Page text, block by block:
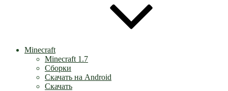
Minecraft
Minecraft 1.7
Сборки
Скачать на Android
Скачать